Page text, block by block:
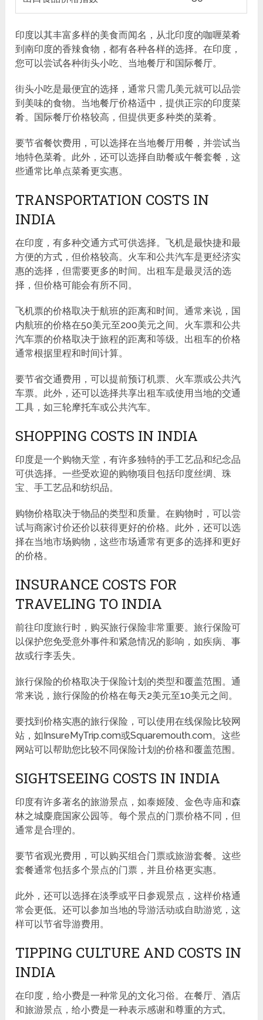
印度以其丰富多样的美食而闻名，从北印度的咖喱菜肴
到南印度的香辣食物，都有各种各样的选择。在印度，
您可以尝试各种街头小吃、当地餐厅和国际餐厅。
街头小吃是最便宜的选择，通常只需几美元就可以品尝
到美味的食物。当地餐厅价格适中，提供正宗的印度菜
肴。国际餐厅价格较高，但提供更多种类的菜肴。
要节省餐饮费用，可以选择在当地餐厅用餐，并尝试当
地特色菜肴。此外，还可以选择自助餐或午餐套餐，这
些通常比单点菜肴更实惠。
TRANSPORTATION COSTS IN
INDIA
在印度，有多种交通方式可供选择。飞机是最快捷和最
方便的方式，但价格较高。火车和公共汽车是更经济实
惠的选择，但需要更多的时间。出租车是最灵活的选
择，但价格可能会有所不同。
飞机票的价格取决于航班的距离和时间。通常来说，国
内航班的价格在50美元至200美元之间。火车票和公共
汽车票的价格取决于旅程的距离和等级。出租车的价格
通常根据里程和时间计算。
要节省交通费用，可以提前预订机票、火车票或公共汽
车票。此外，还可以选择共享出租车或使用当地的交通
工具，如三轮摩托车或公共汽车。
SHOPPING COSTS IN INDIA
印度是一个购物天堂，有许多独特的手工艺品和纪念品
可供选择。一些受欢迎的购物项目包括印度丝绸、珠
宝、手工艺品和纺织品。
购物价格取决于物品的类型和质量。在购物时，可以尝
试与商家讨价还价以获得更好的价格。此外，还可以选
择在当地市场购物，这些市场通常有更多的选择和更好
的价格。
INSURANCE COSTS FOR
TRAVELING TO INDIA
前往印度旅行时，购买旅行保险非常重要。旅行保险可
以保护您免受意外事件和紧急情况的影响，如疾病、事
故或行李丢失。
旅行保险的价格取决于保险计划的类型和覆盖范围。通
常来说，旅行保险的价格在每天2美元至10美元之间。
要找到价格实惠的旅行保险，可以使用在线保险比较网
站，如InsureMyTrip.com或Squaremouth.com。这些
网站可以帮助您比较不同保险计划的价格和覆盖范围。
SIGHTSEEING COSTS IN INDIA
印度有许多著名的旅游景点，如泰姬陵、金色寺庙和森
林之城麋鹿国家公园等。每个景点的门票价格不同，但
通常是合理的。
要节省观光费用，可以购买组合门票或旅游套餐。这些
套餐通常包括多个景点的门票，并且价格更实惠。
此外，还可以选择在淡季或平日参观景点，这样价格通
常会更低。还可以参加当地的导游活动或自助游览，这
样可以节省导游费用。
TIPPING CULTURE AND COSTS IN
INDIA
在印度，给小费是一种常见的文化习俗。在餐厅、酒店
和旅游景点，给小费是一种表示感谢和尊重的方式。